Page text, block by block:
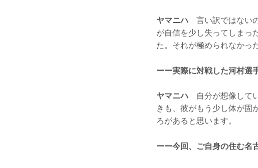
ヤマニハ 言い訳ではない
が自信を少し失ってしまっ
た。それが極められなかっ
ーー実際に対戦した河村選
ヤマニハ 自分が想像して
きも、彼がもう少し体が固
ろがあると思います。
ーー今回、ご自身の住む名